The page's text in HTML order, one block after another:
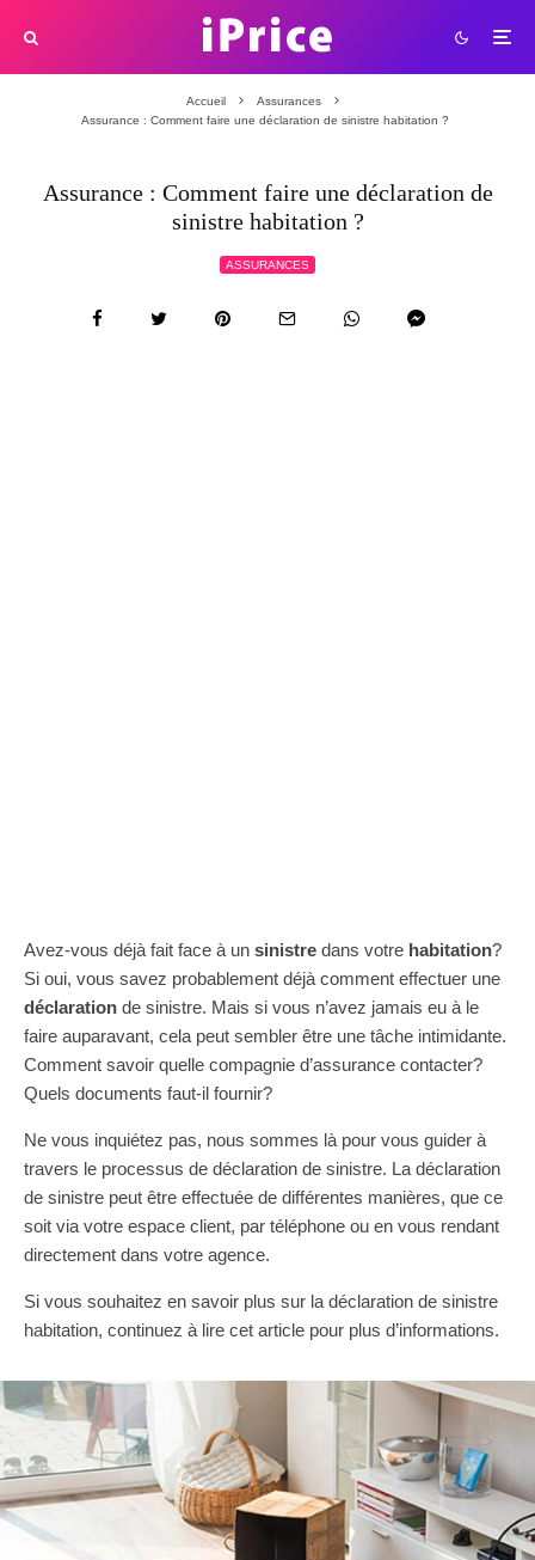
Accueil
Assurances
Assurance : Comment faire une déclaration de sinistre habitation ?
Assurance : Comment faire une déclaration de
sinistre habitation ?
ASSURANCES
Avez-vous déjà fait face à un sinistre dans votre habitation?
Si oui, vous savez probablement déjà comment effectuer une
déclaration de sinistre. Mais si vous n’avez jamais eu à le
faire auparavant, cela peut sembler être une tâche intimidante.
Comment savoir quelle compagnie d’assurance contacter?
Quels documents faut-il fournir?
Ne vous inquiétez pas, nous sommes là pour vous guider à
travers le processus de déclaration de sinistre. La déclaration
de sinistre peut être effectuée de différentes manières, que ce
soit via votre espace client, par téléphone ou en vous rendant
directement dans votre agence.
Si vous souhaitez en savoir plus sur la déclaration de sinistre
habitation, continuez à lire cet article pour plus d’informations.